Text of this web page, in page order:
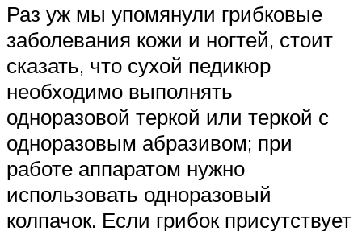
Раз уж мы упомянули грибковые
заболевания кожи и ногтей, стоит
сказать, что сухой педикюр
необходимо выполнять
одноразовой теркой или теркой с
одноразовым абразивом; при
работе аппаратом нужно
использовать одноразовый
колпачок. Если грибок присутствует